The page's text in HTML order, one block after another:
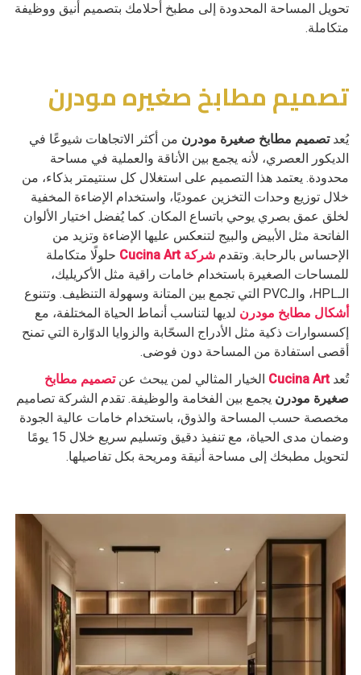
تحويل المساحة المحدودة إلى مطبخ أحلامك بتصميم أنيق ووظيفة
متكاملة.
تصميم مطابخ صغيره مودرن
يُعدتصميم مطابخ صغيرة مودرن من أكثر الاتجاهات شيوعًا في
الديكور العصري، لأنه يجمع بين الأناقة والعملية في مساحة
محدودة. يعتمد هذا التصميم على استغلال كل سنتيمتر بذكاء، من
خلال توزيع وحدات التخزين عموديًا، واستخدام الإضاءة المخفية
لخلق عمق بصري يوحي باتساع المكان. كما يُفضل اختيار الألوان
الفاتحة مثل الأبيض والبيج لتنعكس عليها الإضاءة وتزيد من
الإحساس بالرحابة. وتقدم شركة Cucina Art
حلولًا متكاملة
للمساحات الصغيرة باستخدام خامات راقية مثل الأكريليك،
الـHPL، والـPVC التي تجمع بين المتانة وسهولة التنظيف. وتتنوع
أشكال مطابخ مودرن لديها لتناسب أنماط الحياة المختلفة، مع
إكسسوارات ذكية مثل الأدراج السحّابة والزوايا الدوّارة التي تمنح
أقصى استفادة من المساحة دون فوضى.
تُعدCucina Art الخيار المثالي لمن يبحث عنتصميم مطابخ
صغيرة مودرن يجمع بين الفخامة والوظيفة. تقدم الشركة تصاميم
مخصصة حسب المساحة والذوق، باستخدام خامات عالية الجودة
وضمان مدى الحياة، مع تنفيذ دقيق وتسليم سريع خلال 15 يومًا
لتحويل مطبخك إلى مساحة أنيقة ومريحة بكل تفاصيلها.